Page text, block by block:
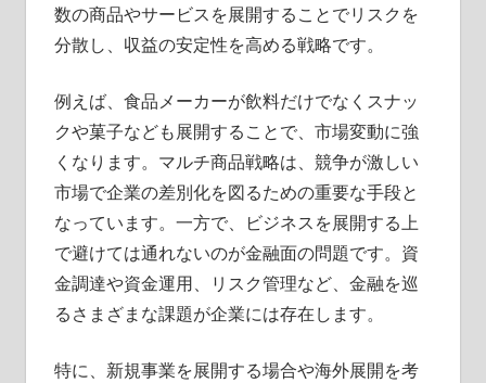
数の商品やサービスを展開することでリスクを
分散し、収益の安定性を高める戦略です。
例えば、食品メーカーが飲料だけでなくスナッ
クや菓子なども展開することで、市場変動に強
くなります。マルチ商品戦略は、競争が激しい
市場で企業の差別化を図るための重要な手段と
なっています。一方で、ビジネスを展開する上
で避けては通れないのが金融面の問題です。資
金調達や資金運用、リスク管理など、金融を巡
るさまざまな課題が企業には存在します。
特に、新規事業を展開する場合や海外展開を考